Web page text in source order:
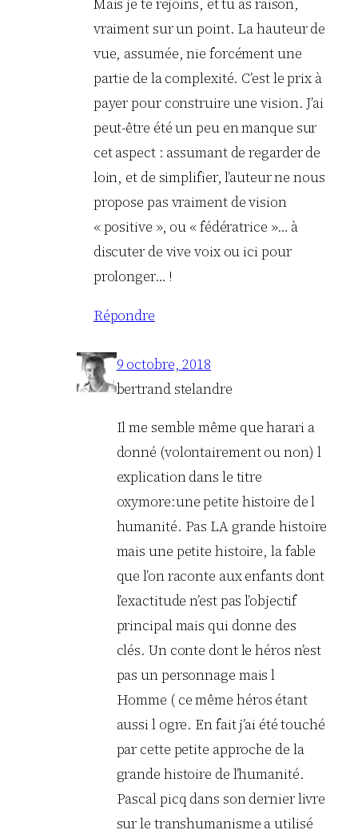
Mais je te rejoins, et tu as raison,
vraiment sur un point. La hauteur de
vue, assumée, nie forcément une
partie de la complexité. C’est le prix à
payer pour construire une vision. J’ai
peut-être été un peu en manque sur
cet aspect : assumant de regarder de
loin, et de simplifier, l’auteur ne nous
propose pas vraiment de vision
« positive », ou « fédératrice »… à
discuter de vive voix ou ici pour
prolonger… !
Répondre
9 octobre, 2018
bertrand stelandre
Il me semble même que harari a
donné (volontairement ou non) l
explication dans le titre
oxymore:une petite histoire de l
humanité. Pas LA grande histoire
mais une petite histoire, la fable
que l’on raconte aux enfants dont
l’exactitude n’est pas l’objectif
principal mais qui donne des
clés. Un conte dont le héros n’est
pas un personnage mais l
Homme ( ce même héros étant
aussi l ogre. En fait j’ai été touché
par cette petite approche de la
grande histoire de l’humanité.
Pascal picq dans son dernier livre
sur le transhumanisme a utilisé